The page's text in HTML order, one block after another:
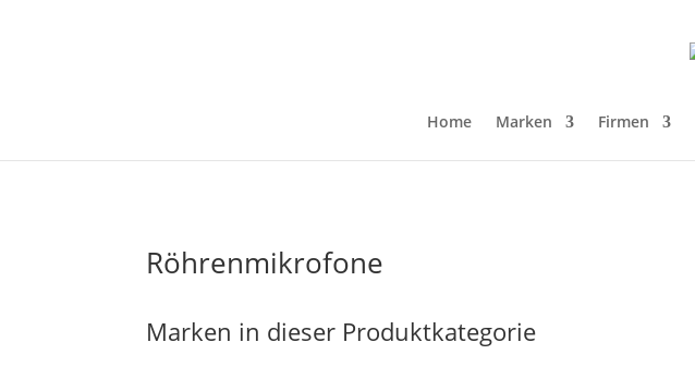
Home Marken Firmen
Röhrenmikrofone
Marken in dieser Produktkategorie